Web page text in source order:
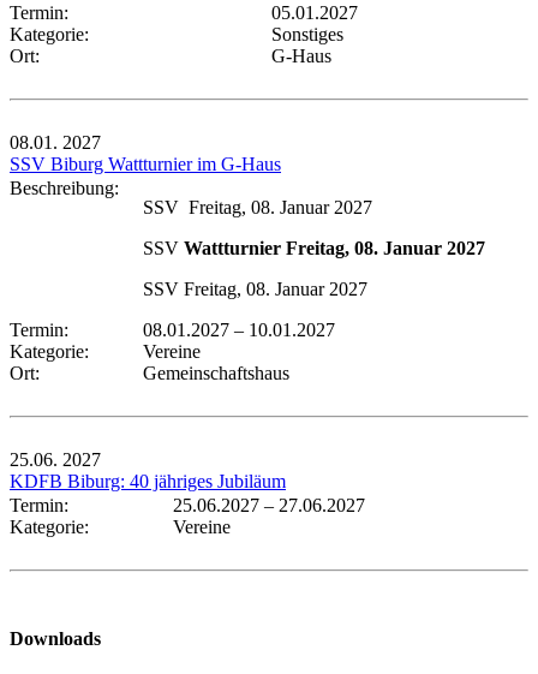
Termin:
05.01.2027
Kategorie:
Sonstiges
Ort:
G-Haus
08.01. 2027
SSV Biburg Wattturnier im G-Haus
Beschreibung:
SSV Freitag, 08. Januar 2027
SSV Wattturnier Freitag, 08. Januar 2027
SSV Freitag, 08. Januar 2027
Termin:
08.01.2027 – 10.01.2027
Kategorie:
Vereine
Ort:
Gemeinschaftshaus
25.06. 2027
KDFB Biburg: 40 jähriges Jubiläum
Termin:
25.06.2027 – 27.06.2027
Kategorie:
Vereine
Downloads